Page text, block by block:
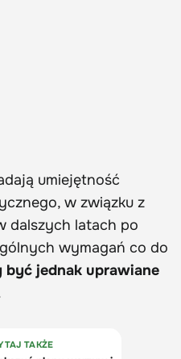
umiejętność
w związku z
dalszych latach po
wymagań co do
być jednak uprawiane